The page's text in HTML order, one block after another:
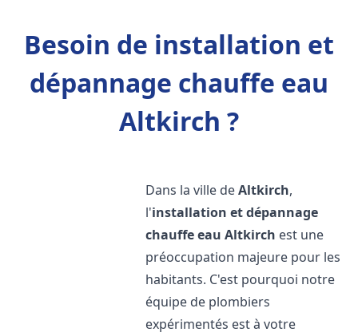
Besoin de installation et
dépannage chauffe eau
Altkirch ?
Dans la ville deAltkirch,
l'installation et dépannage
chauffe eau Altkirch est une
préoccupation majeure pour les
habitants. C'est pourquoi notre
équipe de plombiers
expérimentés est à votre